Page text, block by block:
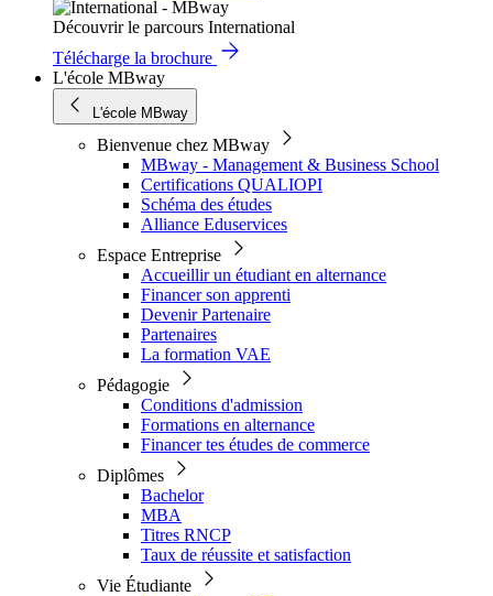
Découvrir le parcours International
Télécharge la brochure
L'école MBway
L'école MBway
Bienvenue chez MBway
MBway - Management & Business School
Certifications QUALIOPI
Schéma des études
Alliance Eduservices
Espace Entreprise
Accueillir un étudiant en alternance
Financer son apprenti
Devenir Partenaire
Partenaires
La formation VAE
Pédagogie
Conditions d'admission
Formations en alternance
Financer tes études de commerce
Diplômes
Bachelor
MBA
Titres RNCP
Taux de réussite et satisfaction
Vie Étudiante